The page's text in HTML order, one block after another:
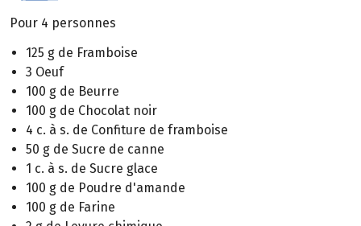
Pour 4 personnes
125 g de Framboise
3 Oeuf
100 g de Beurre
100 g de Chocolat noir
4 c. à s. de Confiture de framboise
50 g de Sucre de canne
1 c. à s. de Sucre glace
100 g de Poudre d'amande
100 g de Farine